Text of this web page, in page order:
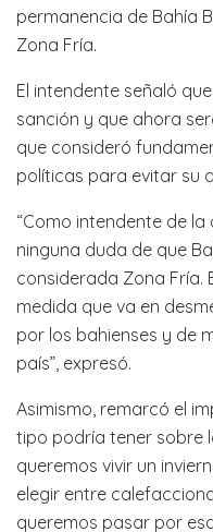
permanencia de Bahía
Zona Fría.
El intendente señaló
sanción y que ahora
que consideró
políticas para evitar su
“Como intendente de
ninguna duda de que
considerada Zona Fría.
medida que va en
por los bahienses y de
país”, expresó.
Asimismo, remarcó el
tipo podría tener sobre
queremos vivir un
elegir entre
queremos pasar por